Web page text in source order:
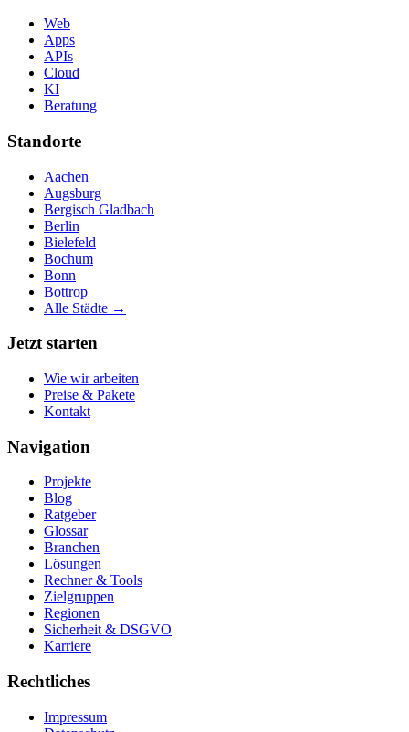
Web
Apps
APIs
Cloud
KI
Beratung
Standorte
Aachen
Augsburg
Bergisch Gladbach
Berlin
Bielefeld
Bochum
Bonn
Bottrop
Alle Städte →
Jetzt starten
Wie wir arbeiten
Preise & Pakete
Kontakt
Navigation
Projekte
Blog
Ratgeber
Glossar
Branchen
Lösungen
Rechner & Tools
Zielgruppen
Regionen
Sicherheit & DSGVO
Karriere
Rechtliches
Impressum